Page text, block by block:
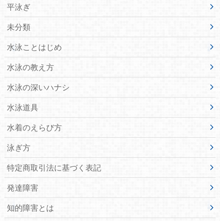
平泳ぎ
未分類
水泳ことはじめ
水泳の教え方
水泳の深いハナシ
水泳道具
水着のえらび方
泳ぎ方
特定商取引法に基づく表記
発達障害
知的障害とは